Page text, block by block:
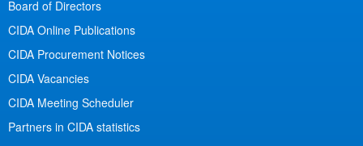
Board of Directors
CIDA Online Publications
CIDA Procurement Notices
CIDA Vacancies
CIDA Meeting Scheduler
Partners in CIDA statistics